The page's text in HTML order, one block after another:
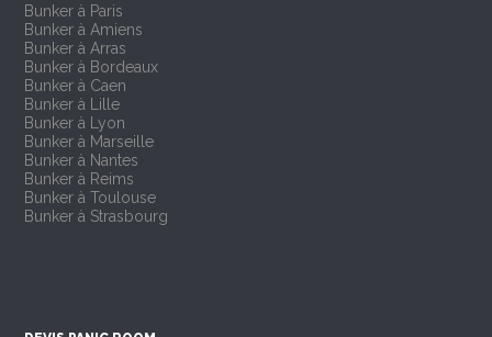
Bunker à Paris
Bunker à Amiens
Bunker à Arras
Bunker à Bordeaux
Bunker à Caen
Bunker à Lille
Bunker à Lyon
Bunker à Marseille
Bunker à Nantes
Bunker à Reims
Bunker à Toulouse
Bunker à Strasbourg